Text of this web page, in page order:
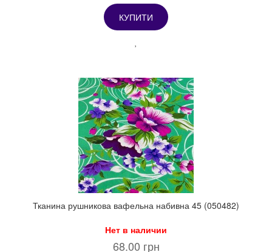
КУПИТИ
Тканина рушникова вафельна набивна 45 (050482)
Нет в наличии
68.00 грн